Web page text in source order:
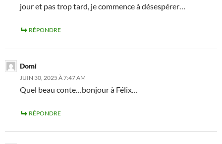
jour et pas trop tard, je commence à désespérer…
RÉPONDRE
Domi
JUIN 30, 2025 À 7:47 AM
Quel beau conte…bonjour à Félix…
RÉPONDRE